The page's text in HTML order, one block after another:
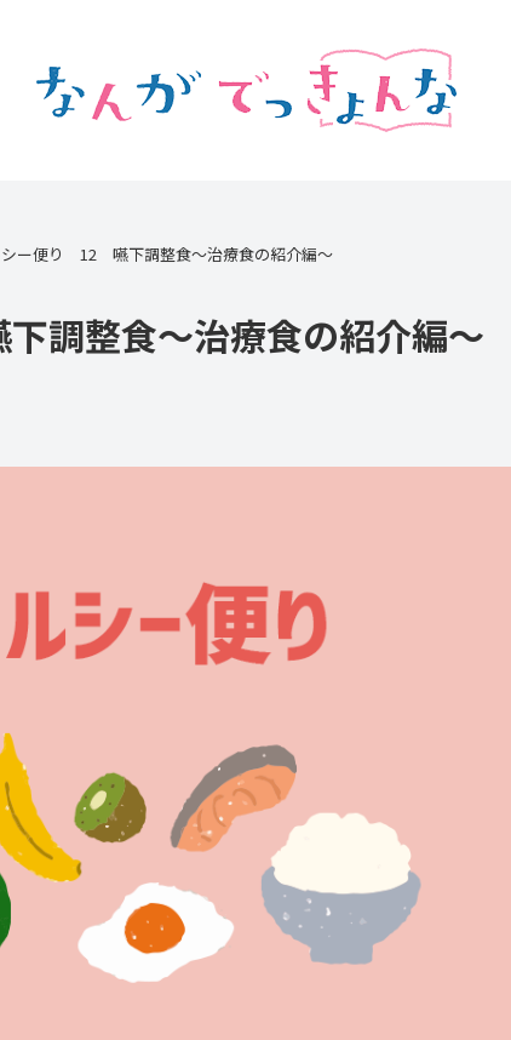
シー便り 12 嚥下調整食～治療食の紹介編～
調整食～治療食の紹介編～